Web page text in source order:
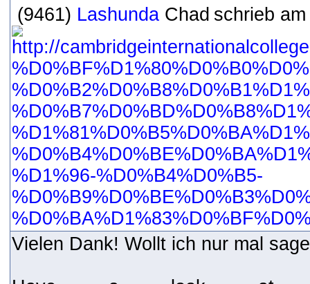
(9461) Lashunda schrieb
Vielen Dank! Wollt ich nur mal